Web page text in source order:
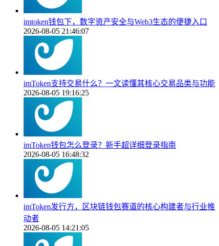
imtoken钱包下，数字资产安全与Web3生态的便捷入口
2026-08-05 21:46:07
imToken支持交易什么？一文读懂其核心交易品类与功能
2026-08-05 19:16:25
imToken钱包怎么登录？新手超详细登录指南
2026-08-05 16:48:32
imToken发行方，区块链钱包赛道的核心构建者与行业推
动者
2026-08-05 14:21:05